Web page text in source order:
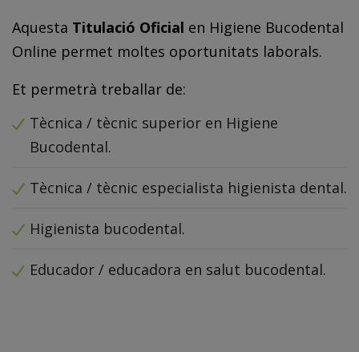
Aquesta Titulació Oficial en Higiene Bucodental
Online permet moltes oportunitats laborals.
Et permetrà treballar de:
Tècnica / tècnic superior en Higiene
Bucodental.
Tècnica / tècnic especialista higienista dental.
Higienista bucodental.
Educador / educadora en salut bucodental.